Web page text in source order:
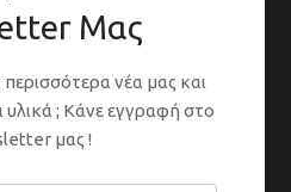
Μας
περισσότερα νέα μας και
υλικά ; Κάνε εγγραφή στο
μας !